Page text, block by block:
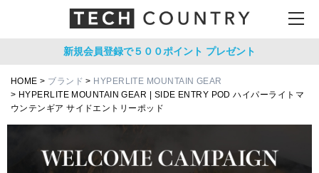
新規会員登録で５００ポイント プレゼント
HOME ブランド
HYPERLITE MOUNTAIN GEAR
HYPERLITE MOUNTAIN GEAR | SIDE ENTRY POD ハイパーライトマ
ウンテンギア サイドエントリーポッド